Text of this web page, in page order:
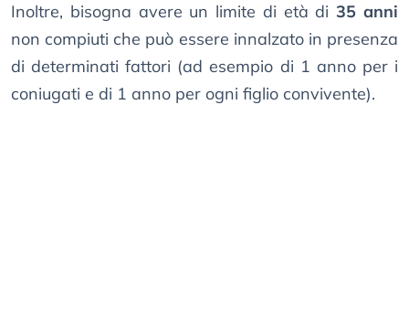
Inoltre, bisogna avere un limite di età di35 anni
non compiuti che può essere innalzato in presenza
di determinati fattori (ad esempio di 1 anno per i
coniugati e di 1 anno per ogni figlio convivente).